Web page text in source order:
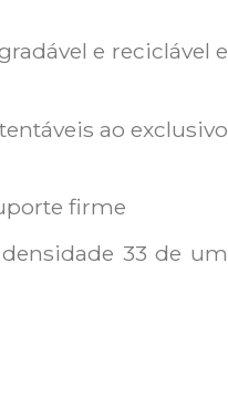
e reciclável e
ao exclusivo
firme
33 de um